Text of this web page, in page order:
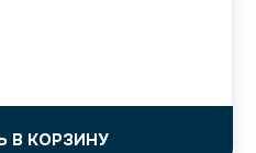
В КОРЗИНУ